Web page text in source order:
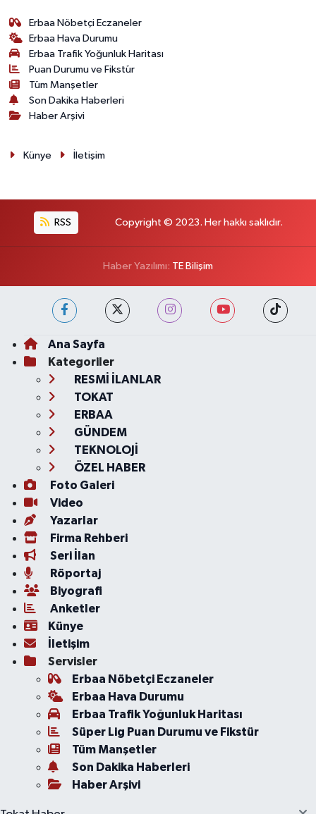
Erbaa Nöbetçi Eczaneler
Erbaa Hava Durumu
Erbaa Trafik Yoğunluk Haritası
Puan Durumu ve Fikstür
Tüm Manşetler
Son Dakika Haberleri
Haber Arşivi
Künye İletişim
RSS Copyright © 2023. Her hakkı saklıdır.
Haber Yazılımı: TE Bilişim
Ana Sayfa
Kategoriler
RESMİ İLANLAR
TOKAT
ERBAA
GÜNDEM
TEKNOLOJİ
ÖZEL HABER
Foto Galeri
Video
Yazarlar
Firma Rehberi
Seri İlan
Röportaj
Biyografi
Anketler
Künye
İletişim
Servisler
Erbaa Nöbetçi Eczaneler
Erbaa Hava Durumu
Erbaa Trafik Yoğunluk Haritası
Süper Lig Puan Durumu ve Fikstür
Tüm Manşetler
Son Dakika Haberleri
Haber Arşivi